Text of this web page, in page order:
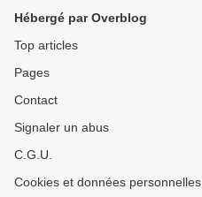
Hébergé par Overblog
Top articles
Pages
Contact
Signaler un abus
C.G.U.
Cookies et données personnelles